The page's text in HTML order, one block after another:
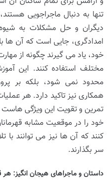
تنها به دنبال ماجراجویی
دیگران و حل مشکلات به
امدادگری، جایی است که آن ها
خود، یاد می گیرند چگونه از
مختلف استفاده کنند. این
محدود نمی شود، بلکه بر
همکاری نیز تاکید دارد. هر
تمرین و تقویت این ویژگی هاست
خود را در موقعیت مشابه
کنند که آن ها نیز می توانند
سر بگذارند.
داستان و ماجراهای هیجان انگیز: